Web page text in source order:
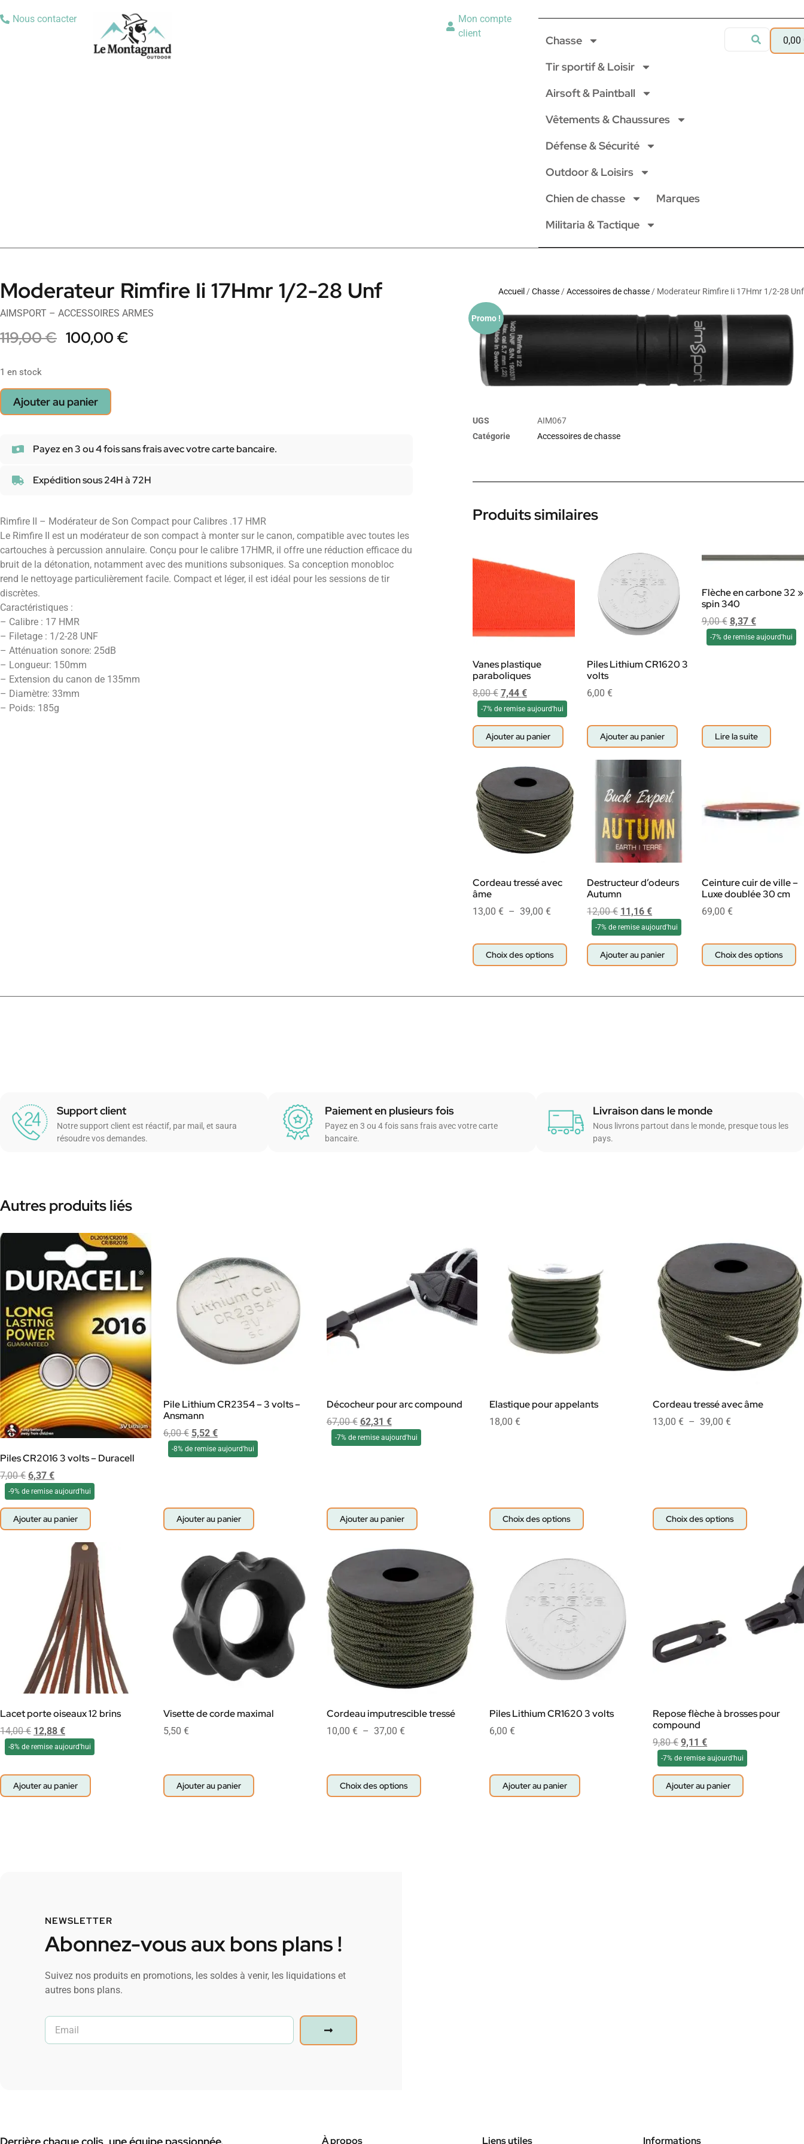
Nous contacter
Mon compte
client
Chasse
Tir sportif & Loisir
Airsoft & Paintball
Vêtements & Chaussures
Défense & Sécurité
Outdoor & Loisirs
Chien de chasse
Marques
Militaria & Tactique
0,00
Moderateur Rimfire Ii 17Hmr 1/2-28 Unf
AIMSPORT – ACCESSOIRES ARMES
119,00€ 100,00€
1 en stock
Ajouter au panier
Payez en 3 ou 4 fois sans frais avec votre carte bancaire.
Expédition sous 24H à 72H
Rimfire II – Modérateur de Son Compact pour Calibres .17 HMR
Le Rimfire II est un modérateur de son compact à monter sur le canon, compatible avec toutes les
cartouches à percussion annulaire. Conçu pour le calibre 17HMR, il offre une réduction efficace du
bruit de la détonation, notamment avec des munitions subsoniques. Sa conception monobloc
rend le nettoyage particulièrement facile. Compact et léger, il est idéal pour les sessions de tir
discrètes.
Caractéristiques :
– Calibre : 17 HMR
– Filetage : 1/2-28 UNF
– Atténuation sonore: 25dB
– Longueur: 150mm
– Extension du canon de 135mm
– Diamètre: 33mm
– Poids: 185g
Accueil /Chasse /Accessoires de chasse / Moderateur Rimfire Ii 17Hmr 1/2-28 Unf
Promo !
UGS
AIM067
Catégorie
Accessoires de chasse
Produits similaires
Vanes plastique
paraboliques
8,00€ 7,44 €
-7% de remise aujourd'hui
Ajouter au panier
Piles Lithium CR1620 3
volts
6,00€
Ajouter au panier
Flèche en carbone 32 »
spin 340
9,00€ 8,37 €
-7% de remise aujourd'hui
Lire la suite
Cordeau tressé avec
âme
13,00 € – 39,00 €
Choix des options
Destructeur d’odeurs
Autumn
12,00€ 11,16€
-7% de remise aujourd'hui
Ajouter au panier
Ceinture cuir de ville –
Luxe doublée 30 cm
69,00 €
Choix des options
Support client
Notre support client est réactif, par mail, et saura
résoudre vos demandes.
Paiement en plusieurs fois
Payez en 3 ou 4 fois sans frais avec votre carte
bancaire.
Livraison dans le monde
Nous livrons partout dans le monde, presque tous les
pays.
Autres produits liés
Piles CR2016 3 volts – Duracell
7,00€ 6,37 €
-9% de remise aujourd'hui
Ajouter au panier
Pile Lithium CR2354 – 3 volts –
Ansmann
6,00€ 5,52 €
-8% de remise aujourd'hui
Ajouter au panier
Décocheur pour arc compound
67,00€ 62,31 €
-7% de remise aujourd'hui
Ajouter au panier
Elastique pour appelants
18,00€
Choix des options
Cordeau tressé avec âme
13,00€ – 39,00€
Choix des options
Lacet porte oiseaux 12 brins
14,00€ 12,88 €
-8% de remise aujourd'hui
Ajouter au panier
Visette de corde maximal
5,50 €
Ajouter au panier
Cordeau imputrescible tressé
10,00 € – 37,00 €
Choix des options
Piles Lithium CR1620 3 volts
6,00€
Ajouter au panier
Repose flèche à brosses pour
compound
9,80€ 9,11€
-7% de remise aujourd'hui
Ajouter au panier
NEWSLETTER
Abonnez-vous aux bons plans !
Suivez nos produits en promotions, les soldes à venir, les liquidations et
autres bons plans.
À propos Liens utiles Informations